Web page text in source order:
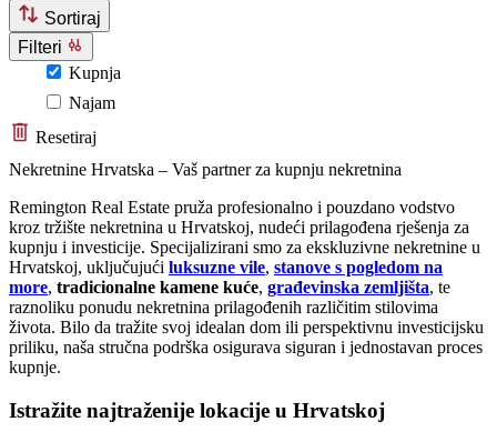
Sortiraj
Filteri
Kupnja
Najam
Resetiraj
Nekretnine Hrvatska – Vaš partner za kupnju nekretnina
Remington Real Estate pruža profesionalno i pouzdano vodstvo
kroz tržište nekretnina u Hrvatskoj, nudeći prilagođena rješenja za
kupnju i investicije. Specijalizirani smo za ekskluzivne nekretnine u
Hrvatskoj, uključujući luksuzne vile, stanove s pogledom na
more, tradicionalne kamene kuće, građevinska zemljišta, te
raznoliku ponudu nekretnina prilagođenih različitim stilovima
života. Bilo da tražite svoj idealan dom ili perspektivnu investicijsku
priliku, naša stručna podrška osigurava siguran i jednostavan proces
kupnje.
Istražite najtraženije lokacije u Hrvatskoj